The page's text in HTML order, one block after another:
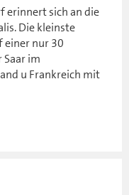
erinnert sich an die
Die kleinste
einer nur 30
im
u Frankreich mit